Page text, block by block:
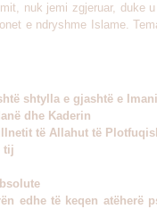
nuk jemi zgjeruar, duke
e ndryshme Islame.
shtylla e gjashtë e
dhe Kaderin
të Allahut të
tij
edhe të keqen atëherë